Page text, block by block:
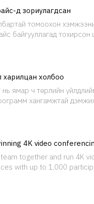
д зориулагдсан
томоохон
байгууллагад
харилцан холбоо
нь ямар ч төрлийн
хангамжтай
4K video
together and run 4K
with up to 1,000